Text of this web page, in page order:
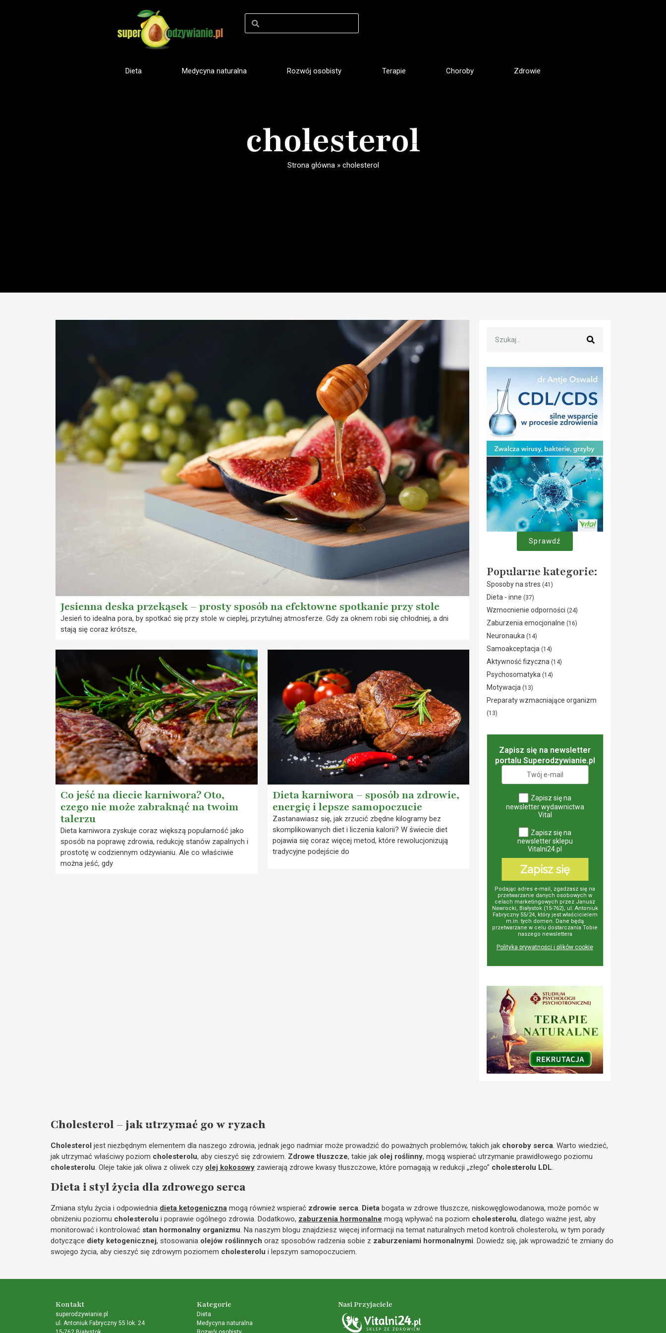
Dieta Medycyna naturalna Rozwój osobisty Terapie Choroby Zdrowie
cholesterol
Strona główna» cholesterol
Jesienna deska przekąsek – prosty sposób na efektowne spotkanie przy stole
Jesień to idealna pora, by spotkać się przy stole w ciepłej, przytulnej atmosferze. Gdy za oknem robi się chłodniej, a dni
stają się coraz krótsze,
Co jeść na diecie karniwora? Oto,
czego nie może zabraknąć na twoim
talerzu
Dieta karniwora zyskuje coraz większą popularność jako
sposób na poprawę zdrowia, redukcję stanów zapalnych i
prostotę w codziennym odżywianiu. Ale co właściwie
można jeść, gdy
Dieta karniwora – sposób na zdrowie,
energię i lepsze samopoczucie
Zastanawiasz się, jak zrzucić zbędne kilogramy bez
skomplikowanych diet i liczenia kalorii? W świecie diet
pojawia się coraz więcej metod, które rewolucjonizują
tradycyjne podejście do
Sprawdź
Popularne kategorie:
Sposoby na stres (41)
Dieta - inne (37)
Wzmocnienie odporności (24)
Zaburzenia emocjonalne (16)
Neuronauka (14)
Samoakceptacja (14)
Aktywność fizyczna (14)
Psychosomatyka (14)
Motywacja (13)
Preparaty wzmacniające organizm
(13)
Zapisz się na newsletter
portalu Superodzywianie.pl
Zapisz się na
newsletter wydawnictwa
Vital
Zapisz się na
newsletter sklepu
Vitalni24.pl
Zapisz się
Podając adres e-mail, zgadzasz się na
przetwarzanie danych osobowych w
celach marketingowych przez Janusz
Nawrocki, Białystok (15-762), ul. Antoniuk
Fabryczny 55/24, który jest właścicielem
m.in. tych domen. Dane będą
przetwarzane w celu dostarczania Tobie
naszego newslettera
Polityka prywatności i plików cookie
Cholesterol – jak utrzymać go w ryzach
Cholesterol jest niezbędnym elementem dla naszego zdrowia, jednak jego nadmiar może prowadzić do poważnych problemów, takich jak choroby serca . Warto wiedzieć,
jak utrzymać właściwy poziom cholesterolu, aby cieszyć się zdrowiem. Zdrowe tłuszcze, takie jak olej roślinny, mogą wspierać utrzymanie prawidłowego poziomu
cholesterolu . Oleje takie jak oliwa z oliwek czy olej kokosowy zawierają zdrowe kwasy tłuszczowe, które pomagają w redukcji „złego” cholesterolu LDL
Dieta i styl życia dla zdrowego serca
Zmiana stylu życia i odpowiednia dieta ketogeniczna mogą również wspierać zdrowie serca. Dieta bogata w zdrowe tłuszcze, niskowęglowodanowa, może pomóc w
obniżeniu poziomu cholesterolu i poprawie ogólnego zdrowia. Dodatkowo, zaburzenia hormonalne mogą wpływać na poziom cholesterolu, dlatego ważne jest, aby
monitorować i kontrolować stan hormonalny organizmu. Na naszym blogu znajdziesz więcej informacji na temat naturalnych metod kontroli cholesterolu, w tym porady
dotyczące diety ketogenicznej, stosowania olejów roślinnych oraz sposobów radzenia sobie z zaburzeniami hormonalnymi. Dowiedz się, jak wprowadzić te zmiany do
swojego życia, aby cieszyć się zdrowym poziomem cholesterolu i lepszym samopoczuciem.
Kontakt
superodzywianie.pl
ul. Antoniuk Fabryczny 55 lok. 24
Kategorie
Dieta
Medycyna naturalna
Nasi Przyjaciele